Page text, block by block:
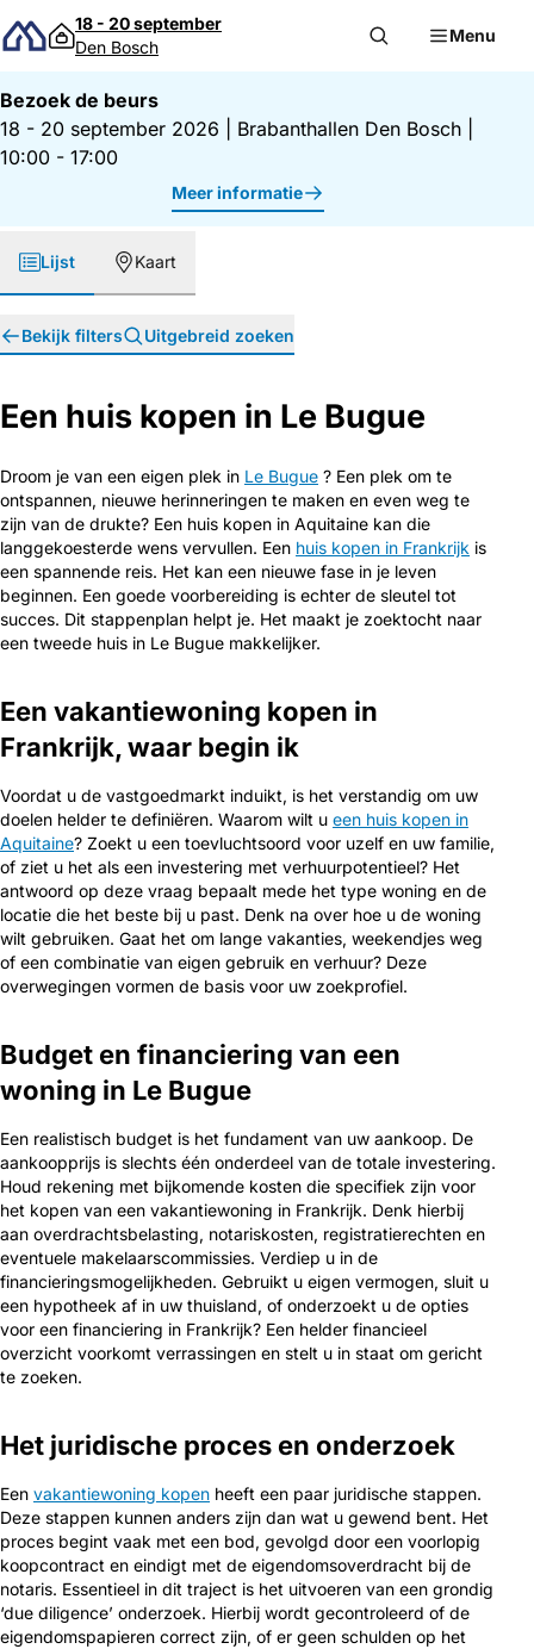
Direct naar inhoud
18 - 20 september
Den Bosch
Menu
Bezoek de beurs
18 - 20 september 2026
Brabanthallen Den Bosch
10:00 - 17:00
Meer informatie
Lijst Kaart
Bekijk filters Uitgebreid zoeken
Een huis kopen in Le Bugue
Droom je van een eigen plek in Le Bugue ? Een plek om te
ontspannen, nieuwe herinneringen te maken en even weg te
zijn van de drukte? Een huis kopen in Aquitaine kan die
langgekoesterde wens vervullen. Een huis kopen in Frankrijk is
een spannende reis. Het kan een nieuwe fase in je leven
beginnen. Een goede voorbereiding is echter de sleutel tot
succes. Dit stappenplan helpt je. Het maakt je zoektocht naar
een tweede huis in Le Bugue makkelijker.
Een vakantiewoning kopen in
Frankrijk, waar begin ik
Voordat u de vastgoedmarkt induikt, is het verstandig om uw
doelen helder te definiëren. Waarom wilt u een huis kopen in
Aquitaine? Zoekt u een toevluchtsoord voor uzelf en uw familie,
of ziet u het als een investering met verhuurpotentieel? Het
antwoord op deze vraag bepaalt mede het type woning en de
locatie die het beste bij u past. Denk na over hoe u de woning
wilt gebruiken. Gaat het om lange vakanties, weekendjes weg
of een combinatie van eigen gebruik en verhuur? Deze
overwegingen vormen de basis voor uw zoekprofiel.
Budget en financiering van een
woning in Le Bugue
Een realistisch budget is het fundament van uw aankoop. De
aankoopprijs is slechts één onderdeel van de totale investering.
Houd rekening met bijkomende kosten die specifiek zijn voor
het kopen van een vakantiewoning in Frankrijk. Denk hierbij
aan overdrachtsbelasting, notariskosten, registratierechten en
eventuele makelaarscommissies. Verdiep u in de
financieringsmogelijkheden. Gebruikt u eigen vermogen, sluit u
een hypotheek af in uw thuisland, of onderzoekt u de opties
voor een financiering in Frankrijk? Een helder financieel
overzicht voorkomt verrassingen en stelt u in staat om gericht
te zoeken.
Het juridische proces en onderzoek
Een vakantiewoning kopen heeft een paar juridische stappen.
Deze stappen kunnen anders zijn dan wat u gewend bent. Het
proces begint vaak met een bod, gevolgd door een voorlopig
koopcontract en eindigt met de eigendomsoverdracht bij de
notaris. Essentieel in dit traject is het uitvoeren van een grondig
‘due diligence’ onderzoek. Hierbij wordt gecontroleerd of de
eigendomspapieren correct zijn, of er geen schulden op het